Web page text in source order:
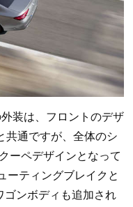
装は、フロントのデザ
共通ですが、全体のシ
ーペデザインとなって
ーティングブレイクと
ゴンボディも追加され